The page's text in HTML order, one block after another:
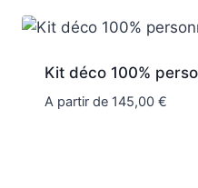
Kit déco 100%
A partir de 145,00 €